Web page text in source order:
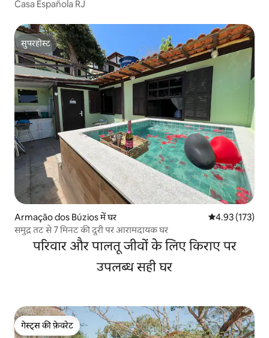
Casa Española RJ
सुपरहोस्ट
सुपरहोस्ट
Armação dos Búzios में घर औसत रेटिंग 5 में से
4.93 (173)
समुद्र तट से 7 मिनट की दूरी पर आरामदायक घर
परिवार और पालतू जीवों के लिए किराए पर
उपलब्ध सही घर
गेस्ट्स की फ़ेवरेट
गेस्ट्स की फ़ेवरेट